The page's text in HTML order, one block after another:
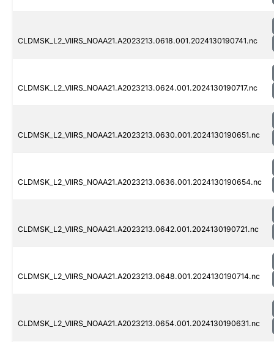
CLDMSK_L2_VIIRS_NOAA21.A2023213.0618.001.2024130190741.nc
CLDMSK_L2_VIIRS_NOAA21.A2023213.0624.001.2024130190717.nc
CLDMSK_L2_VIIRS_NOAA21.A2023213.0630.001.2024130190651.nc
CLDMSK_L2_VIIRS_NOAA21.A2023213.0636.001.2024130190654.nc
CLDMSK_L2_VIIRS_NOAA21.A2023213.0642.001.2024130190721.nc
CLDMSK_L2_VIIRS_NOAA21.A2023213.0648.001.2024130190714.nc
CLDMSK_L2_VIIRS_NOAA21.A2023213.0654.001.2024130190631.nc